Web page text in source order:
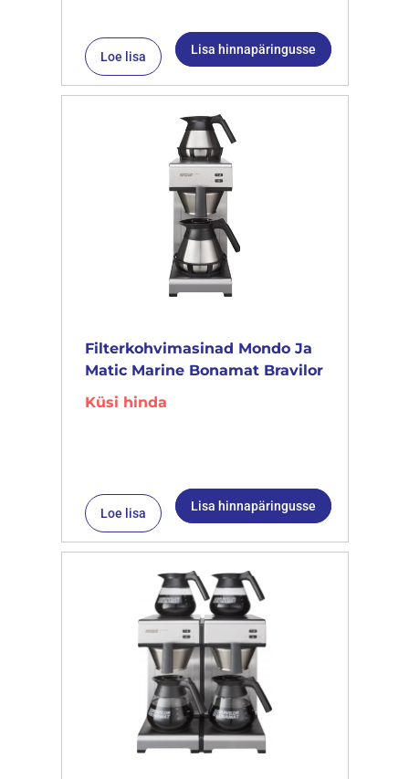
Loe lisa Lisa hinnapäringusse
Filterkohvimasinad Mondo Ja
Matic Marine Bonamat Bravilor
Küsi hinda
Loe lisa Lisa hinnapäringusse